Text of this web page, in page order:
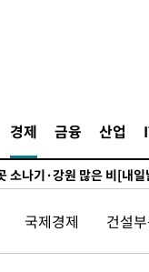
경제 금융 산업
합의…북쪽 인바운드·남
염중대경보, 폭염경보로
원 초과 시 낮은 계급 임용
조 투자…"AI 메모리 수요
여다보니…한국 축구 '5승 2
내린 798.81마감
국제경제 건설